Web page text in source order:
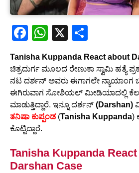
F
c
e
b
o
o
k
W
at
s
A
p
X
ar
e
Tanisha Kuppanda React about
ಚಿತ್ರದುರ್ಗ ಮೂಲದ ರೇಣುಕಾ ಸ್ವಾಮಿ ಹತ್ಯೆ
ನಟ ದರ್ಶನ್ ಅವರು ಈಗಾಗಲೇ ನ್ಯಾಯಾಂಗ
ಈಗಿರುವಾಗ ಸೋಶಿಯಲ್ ಮೀಡಿಯಾದಲ್ಲಿ
ಮಾಡುತ್ತಿದ್ದಾರೆ. ಇನ್ನೂ ದರ್ಶನ್ (Darshan)
ತನಿಷಾ ಕುಪ್ಪಂಡ (Tanisha Kuppanda)
ಕೊಟ್ಟಿದ್ದಾರೆ.
Tanisha Kuppanda
Darshan Case